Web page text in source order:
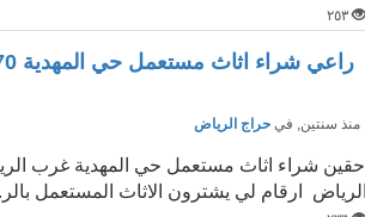
٢٥٣
راعي شراء اثاث مستعمل حي المهدية 0509507170
منذ سنتين, فيحراج الرياض
حقين شراء اثاث مستعمل حي المهدية غرب
الرياض ارقام لي يشترون الاثاث المستعمل